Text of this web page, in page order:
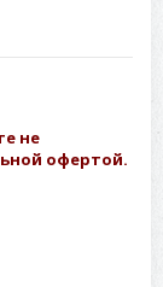
не
офертой.